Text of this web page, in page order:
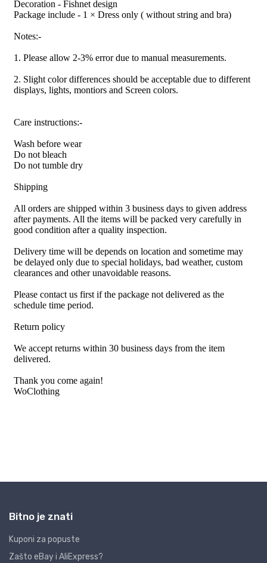
Bitno je znati
Kuponi za popuste
Zašto eBay i AliExpress?